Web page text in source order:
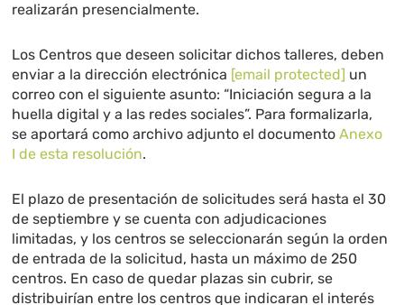
realizarán presencialmente.
Los Centros que deseen solicitar dichos talleres, deben
enviar a la dirección electrónica [email protected] un
correo con el siguiente asunto: “Iniciación segura a la
huella digital y a las redes sociales”. Para formalizarla,
se aportará como archivo adjunto el documentoAnexo
I de esta resolución.
El plazo de presentación de solicitudes será hasta el 30
de septiembre y se cuenta con adjudicaciones
limitadas, y los centros se seleccionarán según la orden
de entrada de la solicitud, hasta un máximo de 250
centros. En caso de quedar plazas sin cubrir, se
distribuirían entre los centros que indicaran el interés